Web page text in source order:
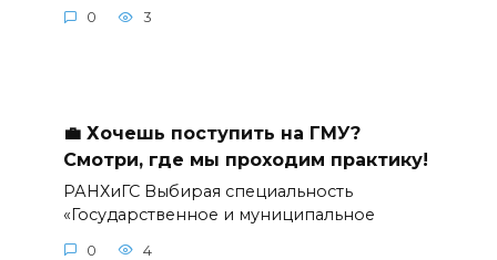
0 3
💼 Хочешь поступить на ГМУ?
Смотри, где мы проходим практику!
РАНХиГС Выбирая специальность
«Государственное и муниципальное
0 4